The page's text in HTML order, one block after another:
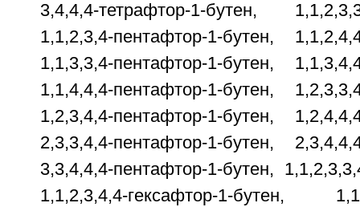
3,4,4,4-тетрафтор-1-бутен,
1,1,2,3,4-пентафтор-1-бутен,
1,1,3,3,4-пентафтор-1-бутен,
1,1,4,4,4-пентафтор-1-бутен,
1,2,3,4,4-пентафтор-1-бутен,
2,3,3,4,4-пентафтор-1-бутен,
3,3,4,4,4-пентафтор-1-бутен,
1,1,2,3,4,4-гексафтор-1-бутен,